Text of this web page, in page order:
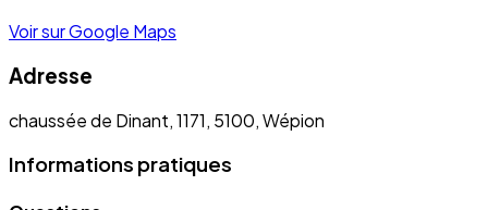
Voir sur Google Maps
Adresse
chaussée de Dinant, 1171, 5100, Wépion
Informations pratiques